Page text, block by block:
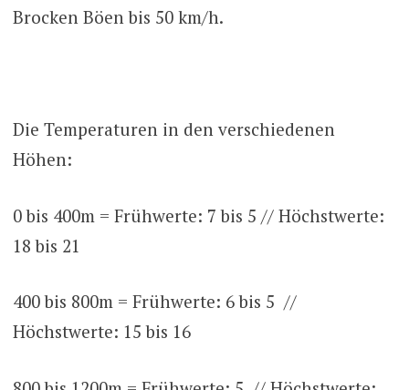
Brocken Böen bis 50 km/h.
Die Temperaturen in den verschiedenen
Höhen:
0 bis 400m = Frühwerte: 7 bis 5 // Höchstwerte:
18 bis 21
400 bis 800m = Frühwerte: 6 bis 5 //
Höchstwerte: 15 bis 16